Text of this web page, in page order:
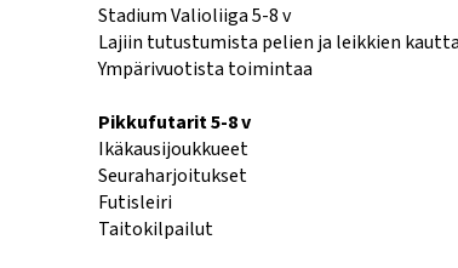
Stadium Valioliiga 5-8 v
Lajiin tutustumista pelien ja leikkien kautta
Ympärivuotista toimintaa
Pikkufutarit 5-8 v
Ikäkausijoukkueet
Seuraharjoitukset
Futisleiri
Taitokilpailut